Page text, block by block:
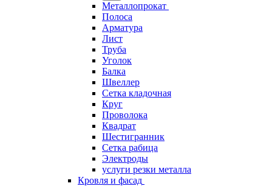
Металлопрокат
Полоса
Арматура
Лист
Труба
Уголок
Балка
Швеллер
Сетка кладочная
Круг
Проволока
Квадрат
Шестигранник
Сетка рабица
Электроды
услуги резки металла
Кровля и фасад